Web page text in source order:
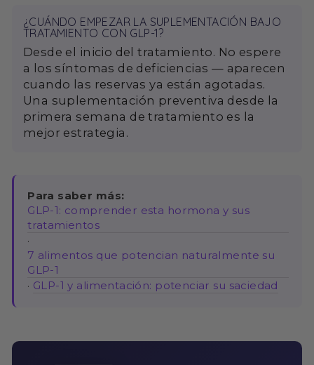
¿CUÁNDO EMPEZAR LA SUPLEMENTACIÓN BAJO
TRATAMIENTO CON GLP-1?
Desde el inicio del tratamiento. No espere
a los síntomas de deficiencias — aparecen
cuando las reservas ya están agotadas.
Una suplementación preventiva desde la
primera semana de tratamiento es la
mejor estrategia.
Para saber más:
GLP-1: comprender esta hormona y sus
tratamientos
·
7 alimentos que potencian naturalmente su
GLP-1
· GLP-1 y alimentación: potenciar su saciedad